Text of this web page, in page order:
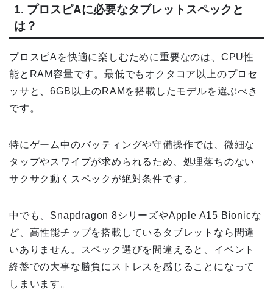
1. プロスピAに必要なタブレットスペックと
は？
プロスピAを快適に楽しむために重要なのは、CPU性
能とRAM容量です。最低でもオクタコア以上のプロセ
ッサと、6GB以上のRAMを搭載したモデルを選ぶべき
です。
特にゲーム中のバッティングや守備操作では、微細な
タップやスワイプが求められるため、処理落ちのない
サクサク動くスペックが絶対条件です。
中でも、Snapdragon 8シリーズやApple A15 Bionicな
ど、高性能チップを搭載しているタブレットなら間違
いありません。スペック選びを間違えると、イベント
終盤での大事な勝負にストレスを感じることになって
しまいます。